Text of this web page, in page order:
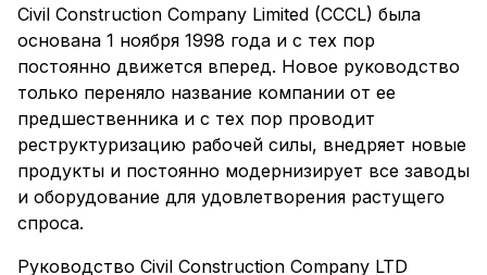
Civil Construction Company Limited (CCCL) была
основана 1 ноября 1998 года и с тех пор
постоянно движется вперед. Новое руководство
только переняло название компании от ее
предшественника и с тех пор проводит
реструктуризацию рабочей силы, внедряет новые
продукты и постоянно модернизирует все заводы
и оборудование для удовлетворения растущего
спроса.
Руководство Civil Construction Company LTD